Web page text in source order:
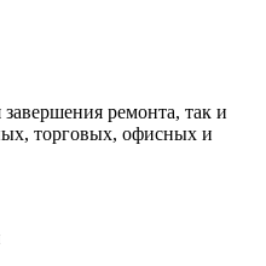
ремонта, так и
торговых, офисных и